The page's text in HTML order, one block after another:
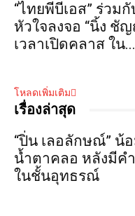
“ไทยพีบีเอส” ร่วม
หัวใจลงจอ “นิ้ง ชั
เวลาเปิดคลาส ใน...
โหลดเพิ่มเติม
เรื่องล่าสุด
“ปิ่น เลอลักษณ์”
น้ำตาคลอ หลังมีค
ในชั้นอุทธรณ์